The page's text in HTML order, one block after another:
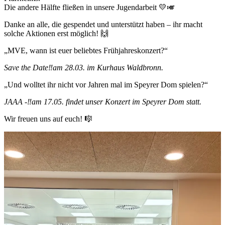
Die andere Hälfte fließen in unsere Jugendarbeit 💛🎺
Danke an alle, die gespendet und unterstützt haben – ihr macht
solche Aktionen erst möglich! 🙌
„MVE, wann ist euer beliebtes Frühjahreskonzert?“
Save the Date‼️am 28.03. im Kurhaus Waldbronn.
„Und wolltet ihr nicht vor Jahren mal im Speyrer Dom spielen?“
JAAA -‼️am 17.05. findet unser Konzert im Speyrer Dom statt.
Wir freuen uns auf euch! 🎼